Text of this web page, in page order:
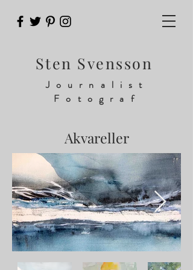
Sten Svensson
Journalist
Fotograf
Akvareller